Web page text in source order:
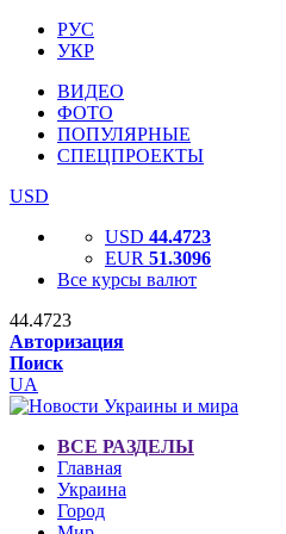
РУС
УКР
ВИДЕО
ФОТО
ПОПУЛЯРНЫЕ
СПЕЦПРОЕКТЫ
USD
USD 44.4723
EUR 51.3096
Все курсы валют
44.4723
Авторизация
Поиск
UA
ВСЕ РАЗДЕЛЫ
Главная
Украина
Город